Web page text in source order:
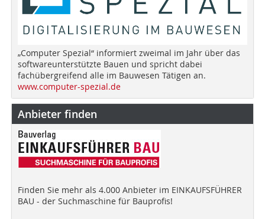
„Computer Spezial“ informiert zweimal im Jahr über das
softwareunterstützte Bauen und spricht dabei
fachübergreifend alle im Bauwesen Tätigen an.
www.computer-spezial.de
Anbieter finden
Finden Sie mehr als 4.000 Anbieter im EINKAUFSFÜHRER
BAU - der Suchmaschine für Bauprofis!